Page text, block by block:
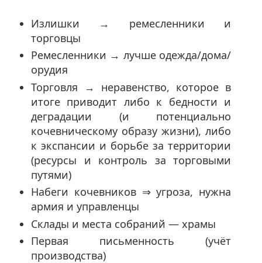
Излишки → ремесленники и
торговцы
Ремесленники → лучше одежда/дома/
орудия
Торговля → неравенство, которое в
итоге приводит либо к бедности и
деградации (и потенциально
кочевническому образу жизни), либо
к экспансии и борьбе за территории
(ресурсы и контроль за торговыми
путями)
Набеги кочевников ⇒ угроза, нужна
армия и управленцы
Склады и места собраний — храмы
Первая письменность (учёт
производства)